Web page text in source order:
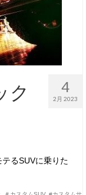
4
2月 2023
ク
るSUVに乗りた